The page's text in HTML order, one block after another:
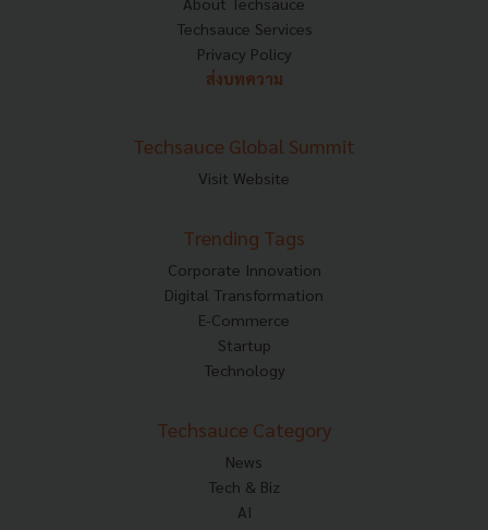
Techsauce Services
Privacy Policy
ส่งบทความ
Techsauce Global Summit
Visit Website
Trending Tags
Corporate Innovation
Digital Transformation
E-Commerce
Startup
Technology
Techsauce Category
News
Tech & Biz
AI